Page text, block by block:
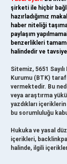
şirketi ile hiçbir
hazırladığımız
haber niteliği
paylaşım
benzerlikleri
halindedir ve
Sitemiz, 5651
Kurumu (BTK)
vermektedir. Bu
veya araştırma
yazdıkları
bu sorumluluğu
Hukuka ve yasal
içerikleri,
halinde, ilgili